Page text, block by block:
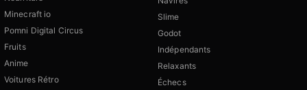
Minecraft io
Pomni Digital Circus
Fruits
Anime
Voitures Rétro
Slime
Godot
Indépendants
Relaxants
Échecs